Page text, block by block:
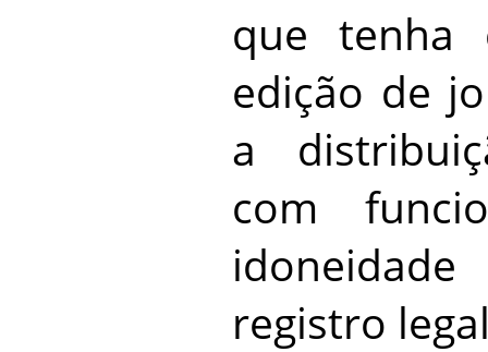
que tenha
edição de
a
com
registro